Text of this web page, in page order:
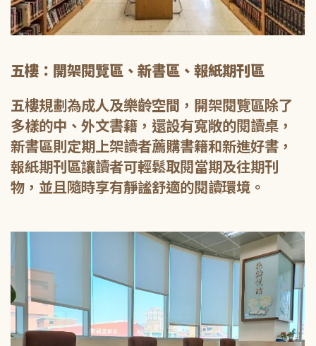
五樓：開架閱覽區、新書區、報紙期刊區
五樓規劃為成人及樂齡空間，開架閱覽區除了
多樣的中、外文書籍，還設有寬敞的閱讀桌，
新書區則定期上架讀者薦購書籍和新進好書，
報紙期刊區讓讀者可輕鬆取閱當期及往期刊
物，並且隨時享有靜謐舒適的閱讀環境。